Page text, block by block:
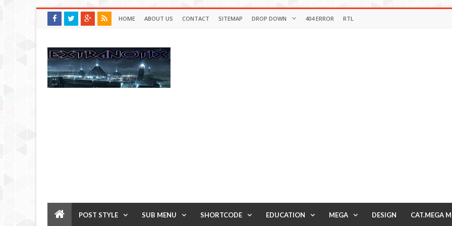
HOME ABOUT US CONTACT SITEMAP DROP DOWN 404 ERROR RTL
POST STYLE SUB MENU SHORTCODE EDUCATION MEGA DESIGN CAT.MEGA